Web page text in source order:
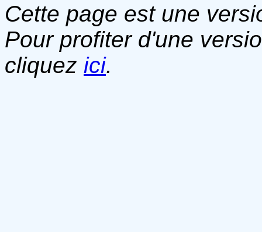
Cette page est une
Pour profiter d'une
cliquez ici.